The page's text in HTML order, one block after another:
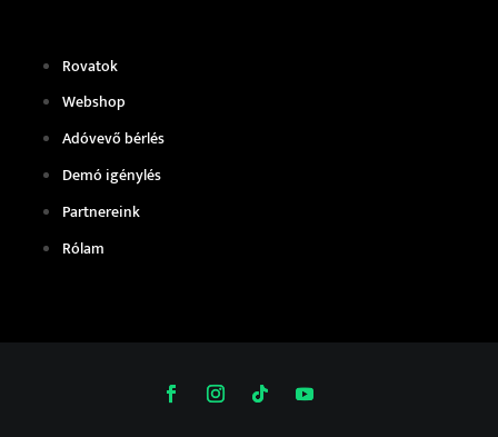
Rovatok
Webshop
Adóvevő bérlés
Demó igénylés
Partnereink
Rólam